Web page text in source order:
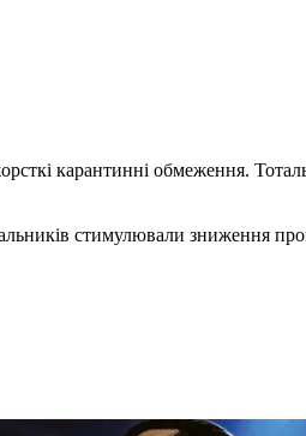
карантинні обмеження.
стимулювали зниження